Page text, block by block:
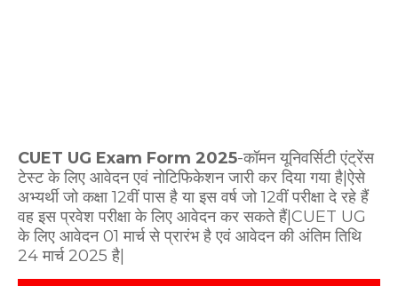
CUET UG Exam Form 2025-कॉमन यूनिवर्सिटी एंट्रेंस
टेस्ट के लिए आवेदन एवं नोटिफिकेशन जारी कर दिया गया है|ऐसे
अभ्यर्थी जो कक्षा 12वीं पास है या इस वर्ष जो 12वीं परीक्षा दे रहे हैं
वह इस प्रवेश परीक्षा के लिए आवेदन कर सकते हैं|CUET UG
के लिए आवेदन 01 मार्च से प्रारंभ है एवं आवेदन की अंतिम तिथि
24 मार्च 2025 है|